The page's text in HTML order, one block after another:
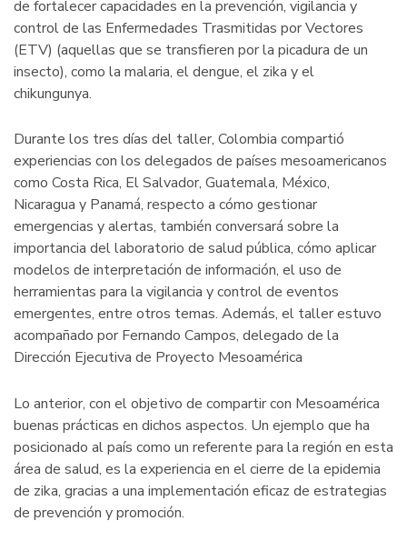
de fortalecer capacidades en la prevención, vigilancia y
control de las Enfermedades Trasmitidas por Vectores
(ETV) (aquellas que se transfieren por la picadura de un
insecto), como la malaria, el dengue, el zika y el
chikungunya.
Durante los tres días del taller, Colombia compartió
experiencias con los delegados de países mesoamericanos
como Costa Rica, El Salvador, Guatemala, México,
Nicaragua y Panamá, respecto a cómo gestionar
emergencias y alertas, también conversará sobre la
importancia del laboratorio de salud pública, cómo aplicar
modelos de interpretación de información, el uso de
herramientas para la vigilancia y control de eventos
emergentes, entre otros temas. Además, el taller estuvo
acompañado por Fernando Campos, delegado de la
Dirección Ejecutiva de Proyecto Mesoamérica
Lo anterior, con el objetivo de compartir con Mesoamérica
buenas prácticas en dichos aspectos. Un ejemplo que ha
posicionado al país como un referente para la región en esta
área de salud, es la experiencia en el cierre de la epidemia
de zika, gracias a una implementación eficaz de estrategias
de prevención y promoción.